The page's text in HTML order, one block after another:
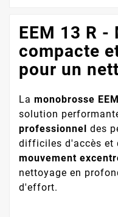
EEM 13 R -
compacte
pour un
La monobrosse
solution
professionnel des
difficiles d'accès et
mouvement
nettoyage en
d'effort.